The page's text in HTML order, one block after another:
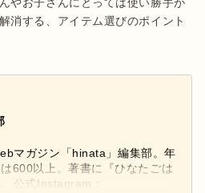
消する、アイテム選びのポイント
マガジン「hinata」編集部。年
600以上。著書に『ひなたごは
公式Instagram：